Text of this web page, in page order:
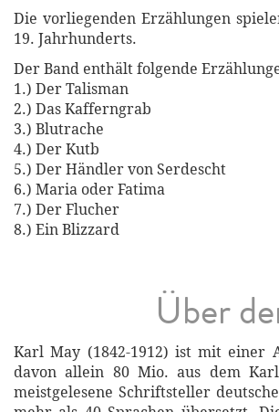
Die vorliegenden Erzählungen
19. Jahrhunderts.
Der Band enthält folgende
1.) Der Talisman
2.) Das Kafferngrab
3.) Blutrache
4.) Der Kutb
5.) Der Händler von Serdescht
6.) Maria oder Fatima
7.) Der Flucher
8.) Ein Blizzard
Über
Karl May (1842-1912) ist mit einer
davon allein 80 Mio. aus dem
meistgelesene Schriftsteller